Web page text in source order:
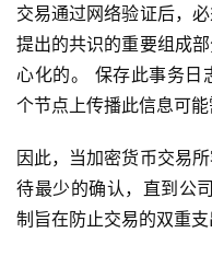
交易通过网络验证后，
提出的共识的重要组成
心化的。 保存此事务日
个节点上传播此信息可能
因此，当加密货币交易
待最少的确认，直到公
制旨在防止交易的双重支